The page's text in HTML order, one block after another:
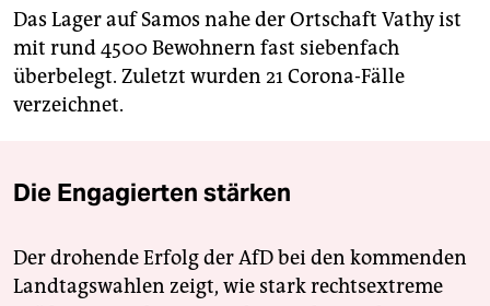
Das Lager auf Samos nahe der Ortschaft Vathy ist
mit rund 4500 Bewohnern fast siebenfach
überbelegt. Zuletzt wurden 21 Corona-Fälle
verzeichnet.
Die Engagierten stärken
Der drohende Erfolg der AfD bei den kommenden
Landtagswahlen zeigt, wie stark rechtsextreme